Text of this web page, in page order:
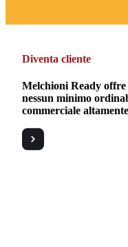
Diventa cliente
Melchioni Ready
nessun minimo
commerciale